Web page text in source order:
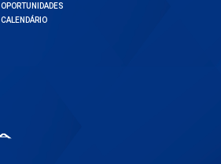
OPORTUNIDADES
CALENDÁRIO